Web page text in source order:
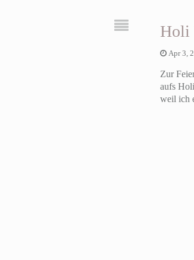
Holi
Apr 3,
Zur
aufs
weil ich